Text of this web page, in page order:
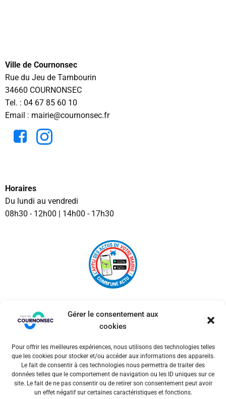
Gérer le consentement aux
cookies
Pour offrir les meilleures expériences, nous utilisons des technologies telles
que les cookies pour stocker et/ou accéder aux informations des appareils.
Le fait de consentir à ces technologies nous permettra de traiter des
données telles que le comportement de navigation ou les ID uniques sur ce
site. Le fait de ne pas consentir ou de retirer son consentement peut avoir
un effet négatif sur certaines caractéristiques et fonctions.
Ville de Cournonsec
Rue du Jeu de Tambourin
34660 COURNONSEC
Tel. : 04 67 85 60 10
Email : mairie@cournonsec.fr
Horaires
Du lundi au vendredi
08h30 - 12h00 | 14h00 - 17h30
© 2026 Ville de Cournonsec. Un service proposé par
Comm'un Site
Mentions légales